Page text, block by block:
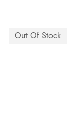
Out Of Stock